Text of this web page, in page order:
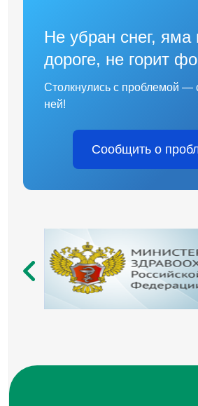
Не убран снег, яма
дороге, не горит
Столкнулись с проблемой —
ней!
Сообщить о